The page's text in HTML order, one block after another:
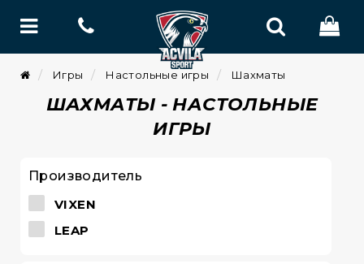
Игры Настольные игры Шахматы
ШАХМАТЫ - НАСТОЛЬНЫЕ
ИГРЫ
Производитель
VIXEN
LEAP